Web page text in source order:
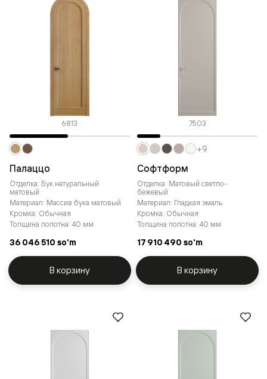
6813
Палаццо
Отделка: Бук натуральный
матовый
Материал: Массив бука матовый
Кромка: Обычная
Толщина полотна: 40 мм
36 046 510 so'm
В корзину
7503
Софтформ
Отделка: Матовый светло-
бежевый
Материал: Гладкая эмаль
Кромка: Обычная
Толщина полотна: 40 мм
17 910 490 so'm
+9
В корзину